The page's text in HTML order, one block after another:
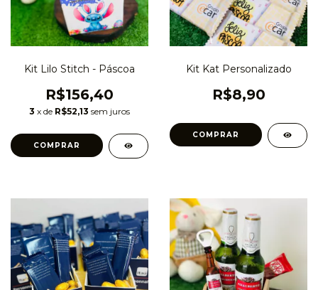
Kit Lilo Stitch - Páscoa
R$156,40
3 x de R$52,13 sem juros
Kit Kat Personalizado
R$8,90